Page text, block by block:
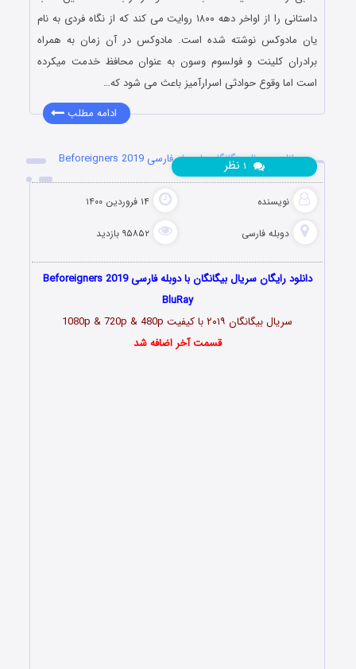
داستانی را از اواخر دهه ۱۸۰۰ روایت می کند که از نگاه فردی به نام
یان مادوکس نوشته شده است. مادوکس در آن زمان به همراه
برادران کلینت و فولسوم وسون به عنوان محافظ خدمت میکرده
است اما وقوع حوادثی اسرارآمیز باعث می شود که…
ادامه مطلب
دانلود سریال بیگانگان با دوبله فارسی Beforeigners 2019
نویسنده ۱۴ فروردین ۱۴۰۰
دوبله فارسی ۹۵۸۵۲ بازدید
نظر
دانلود رایگان سریال بیگانگان با دوبله فارسی Beforeigners 2019
BluRay
سریال بیگانگان ۲۰۱۹با کیفیت 1080p & 720p & 480p
قسمت آخر اضافه شد